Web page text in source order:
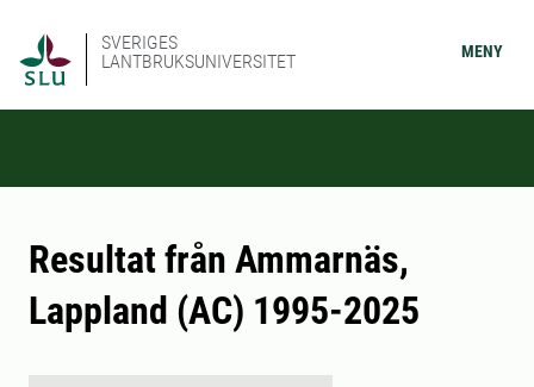
SVERIGES
LANTBRUKSUNIVERSITET
MENY
Resultat från Ammarnäs,
Lappland (AC) 1995-2025